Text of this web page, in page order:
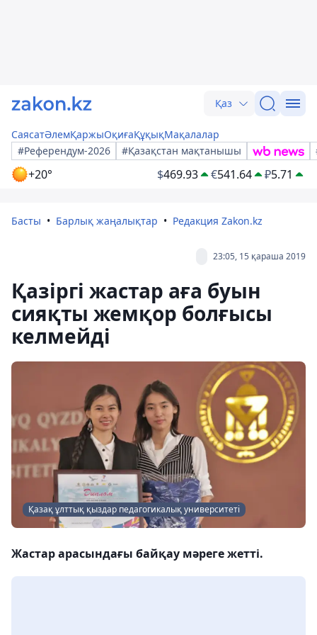
Қаз
СаясатӘлемҚаржыОқиғаҚұқықМақалалар
#Референдум-2026
#Қазақстан мақтанышы
+20° $469.93 €541.64 ₽5.71
Басты Барлық жаңалықтар Редакция Zakon.kz
23:05, 15 қараша 2019
Қазіргі жастар аға буын
сияқты жемқор болғысы
келмейді
Қазақ ұлттық қыздар педагогикалық университеті
Жастар арасындағы байқау мәреге жетті.